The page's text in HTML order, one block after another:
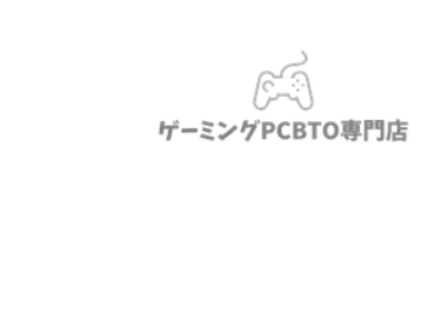
ー
ン